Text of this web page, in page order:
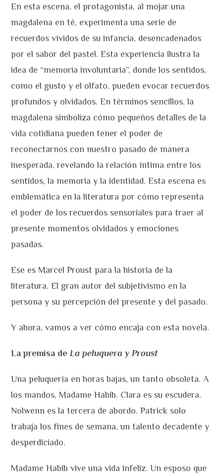
En esta escena, el protagonista, al mojar una
magdalena en té, experimenta una serie de
recuerdos vívidos de su infancia, desencadenados
por el sabor del pastel. Esta experiencia ilustra la
idea de “memoria involuntaria”, donde los sentidos,
como el gusto y el olfato, pueden evocar recuerdos
profundos y olvidados. En términos sencillos, la
magdalena simboliza cómo pequeños detalles de la
vida cotidiana pueden tener el poder de
reconectarnos con nuestro pasado de manera
inesperada, revelando la relación íntima entre los
sentidos, la memoria y la identidad. Esta escena es
emblemática en la literatura por cómo representa
el poder de los recuerdos sensoriales para traer al
presente momentos olvidados y emociones
pasadas.
Ese es Marcel Proust para la historia de la
literatura. El gran autor del subjetivismo en la
persona y su percepción del presente y del pasado.
Y ahora, vamos a ver cómo encaja con esta novela.
La premisa de La peluquera y Proust
Una peluquería en horas bajas, un tanto obsoleta. A
los mandos, Madame Habib. Clara es su escudera.
Nolwenn es la tercera de abordo. Patrick solo
trabaja los fines de semana, un talento decadente y
desperdiciado.
Madame Habib vive una vida infeliz. Un esposo que